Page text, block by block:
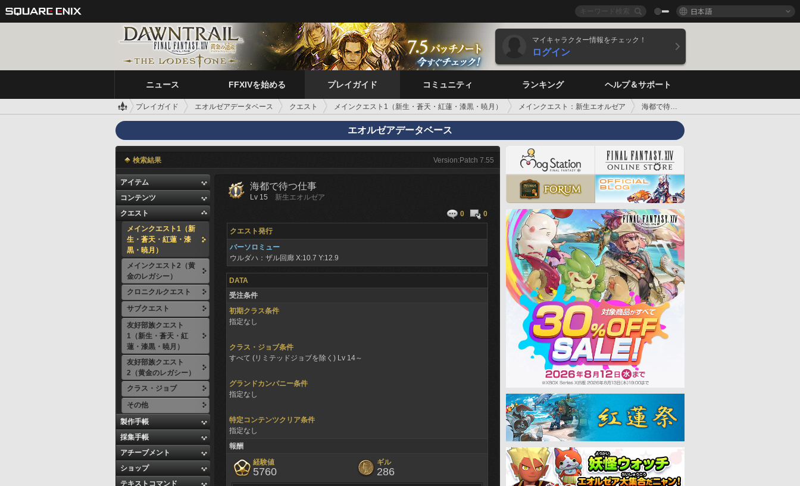
日本語
マイキャラクター情報をチェック！
ログイン
ニュース FFXIVを始める プレイガイド コミュニティ ランキング ヘルプ＆サポート
プレイガイド エオルゼアデータベース クエスト メインクエスト1（新生・蒼天・紅蓮・漆黒・暁月） メインクエスト：新生エオルゼア 海都で待つ仕事
エオルゼアデータベース
検索結果 Version:Patch 7.55
アイテム
コンテンツ
クエスト
メインクエスト1（新
生・蒼天・紅蓮・漆
黒・暁月）
メインクエスト2（黄
金のレガシー）
クロニクルクエスト
サブクエスト
友好部族クエスト
1（新生・蒼天・紅
蓮・漆黒・暁月）
友好部族クエスト
2（黄金のレガシー）
クラス・ジョブ
その他
製作手帳
採集手帳
アチーブメント
ショップ
テキストコマンド
海都で待つ仕事
Lv 15
新生エオルゼア
0
0
クエスト発行
バーソロミュー
ウルダハ：ザル回廊 X:10.7 Y:12.9
DATA
受注条件
初期クラス条件
指定なし
クラス・ジョブ条件
すべて (リミテッドジョブを除く) Lv 14～
グランドカンパニー条件
指定なし
特定コンテンツクリア条件
指定なし
報酬
経験値
5760
ギル
286